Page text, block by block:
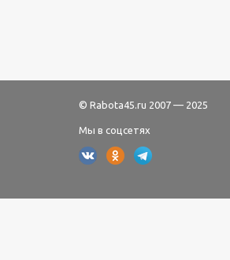
© Rabota45.ru 2007 — 2025
Мы в соцсетях